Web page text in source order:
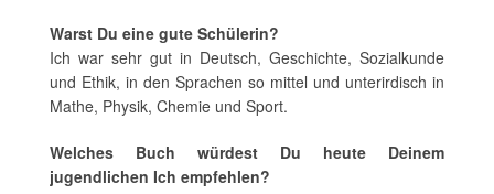
Warst Du eine gute Schülerin?
Ich war sehr gut in Deutsch, Geschichte, Sozialkunde
und Ethik, in den Sprachen so mittel und unterirdisch in
Mathe, Physik, Chemie und Sport.
Welches Buch würdest Du heute Deinem
jugendlichen Ich empfehlen?